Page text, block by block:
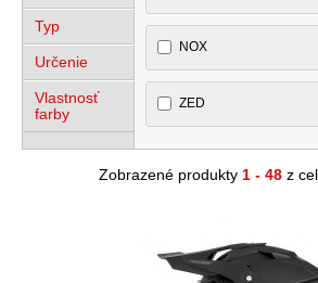
Typ
Určenie
Vlastnosť
farby
NOX
ZED
Zobrazené produkty 1 - 48 z